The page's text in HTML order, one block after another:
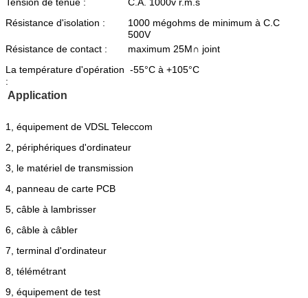
Résistance d'isolation :
1000 mégohms de minimum à C.C
500V
Résistance de contact :
maximum 25M∩ joint
La température d'opération
:
-55°C à +105°C
Application
1, équipement de VDSL Teleccom
2, périphériques d'ordinateur
3, le matériel de transmission
4, panneau de carte PCB
5, câble à lambrisser
6, câble à câbler
7, terminal d'ordinateur
8, télémétrant
9, équipement de test